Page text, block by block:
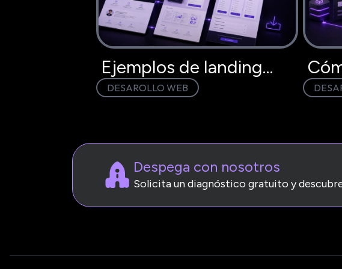
Ejemplos de landing
page que convierten: 6
DESAROLLO WEB
Despega con nosotros
Solicita un diagnóstico gratuito y